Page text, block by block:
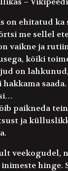
on ehitatud
me sellel
vaikne ja
kõiki
on
saada.
paikneda
ja
veekogudel,
hinge.